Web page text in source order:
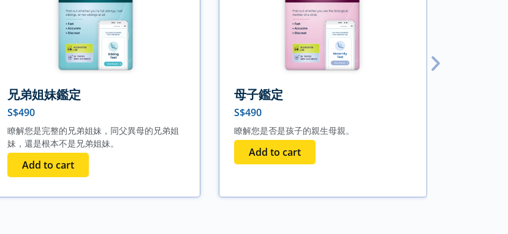
兄弟姐妹鑑定
S$490
瞭解您是完整的兄弟姐妹，同父異母的兄弟姐
妹，還是根本不是兄弟姐妹。
Add to cart
母子鑑定
S$490
瞭解您是否是孩子的親生母親。
Add to cart